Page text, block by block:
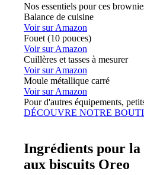
Nos essentiels pour ces
Balance de cuisine
Voir sur Amazon
Fouet (10 pouces)
Voir sur Amazon
Cuillères et tasses à mesurer
Voir sur Amazon
Moule métallique carré
Voir sur Amazon
Pour d'autres équipements,
DÉCOUVRE NOTRE
Ingrédients pour la
aux biscuits Oreo